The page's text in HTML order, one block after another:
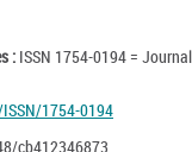
: ISSN 1754-0194 =
1754-0194
cb412346873